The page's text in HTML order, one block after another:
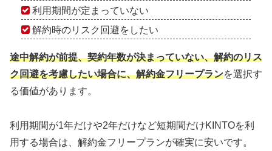
利用期間が定まっていない
解約時のリスク回避をしたい
途中解約が前提、契約年数が決まっていない、解約のリス
ク回避を考慮したい場合に、解約金フリープランを選択す
る価値があります。
利用期間が1年だけや2年だけなど短期間だけKINTOを利
用する場合は、解約金フリープランが確実に安いです。